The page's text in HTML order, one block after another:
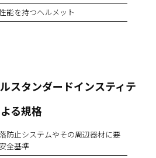
能を持つヘルメット
スタンダードインスティテ
る規格
防止システムやその周辺器材に要
全基準